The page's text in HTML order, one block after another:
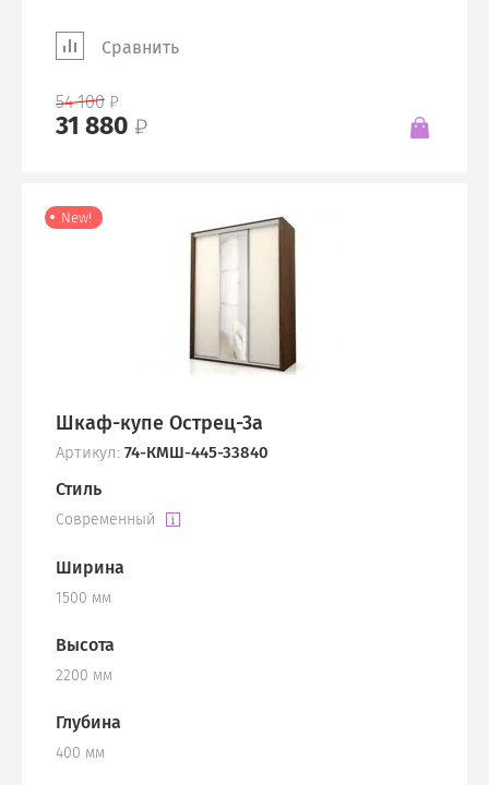
Сравнить
54 100
31 880
New!
Шкаф-купе Острец-3а
Артикул: 74-КМШ-445-33840
Стиль
Современный
Ширина
1500 мм
Высота
2200 мм
Глубина
400 мм